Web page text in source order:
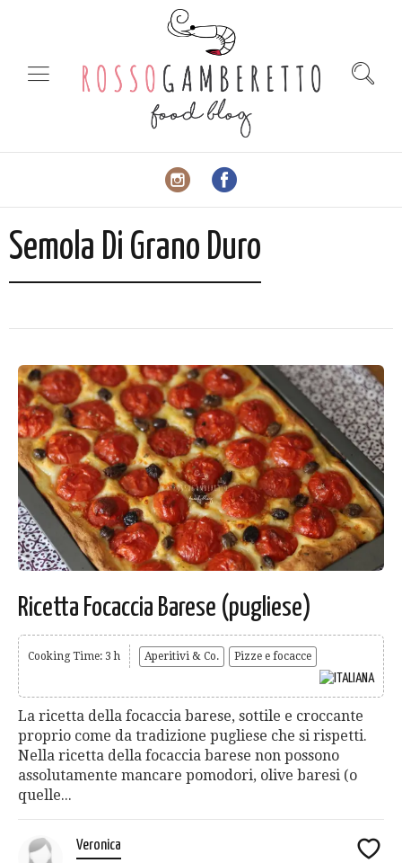
Semola Di Grano Duro
Ricetta Focaccia Barese (pugliese)
Cooking Time: 3 h Aperitivi & Co. Pizze e focacce
La ricetta della focaccia barese, sottile e croccante
proprio come da tradizione pugliese che si rispetti.
Nella ricetta della focaccia barese non possono
assolutamente mancare pomodori, olive baresi (o
quelle...
Veronica